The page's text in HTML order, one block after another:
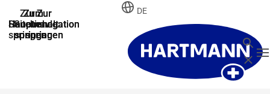
Zur
Suche
springen
Zur
Hauptnavigation
springen
Zur
Hauptnavigation
springen
Zum
Hauptinhalt
springen
Zum
Seitenende
springen
DE
Suche